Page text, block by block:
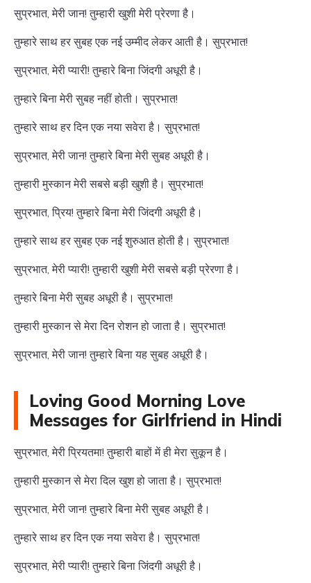
सुप्रभात, मेरी जान! तुम्हारी खुशी मेरी प्रेरणा है।
तुम्हारे साथ हर सुबह एक नई उम्मीद लेकर आती है। सुप्रभात!
सुप्रभात, मेरी प्यारी! तुम्हारे बिना जिंदगी अधूरी है।
तुम्हारे बिना मेरी सुबह नहीं होती। सुप्रभात!
तुम्हारे साथ हर दिन एक नया सवेरा है। सुप्रभात!
सुप्रभात, मेरी जान! तुम्हारे बिना मेरी सुबह अधूरी है।
तुम्हारी मुस्कान मेरी सबसे बड़ी खुशी है। सुप्रभात!
सुप्रभात, प्रिय! तुम्हारे बिना मेरी जिंदगी अधूरी है।
तुम्हारे साथ हर सुबह एक नई शुरुआत होती है। सुप्रभात!
सुप्रभात, मेरी प्यारी! तुम्हारी खुशी मेरी सबसे बड़ी प्रेरणा है।
तुम्हारे बिना मेरी सुबह अधूरी है। सुप्रभात!
तुम्हारी मुस्कान से मेरा दिन रोशन हो जाता है। सुप्रभात!
सुप्रभात, मेरी जान! तुम्हारे बिना यह सुबह अधूरी है।
Loving Good Morning Love
Messages for Girlfriend in Hindi
सुप्रभात, मेरी प्रियतमा! तुम्हारी बाहों में ही मेरा सुकून है।
तुम्हारी मुस्कान से मेरा दिल खुश हो जाता है। सुप्रभात!
सुप्रभात, मेरी जान! तुम्हारे बिना मेरी सुबह अधूरी है।
तुम्हारे साथ हर दिन एक नया सवेरा है। सुप्रभात!
सुप्रभात, मेरी प्यारी! तुम्हारे बिना जिंदगी अधूरी है।